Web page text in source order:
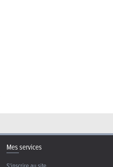
Mes services